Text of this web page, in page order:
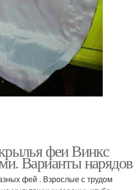
феи Винкс
Варианты нарядов
фей . Взрослые с трудом